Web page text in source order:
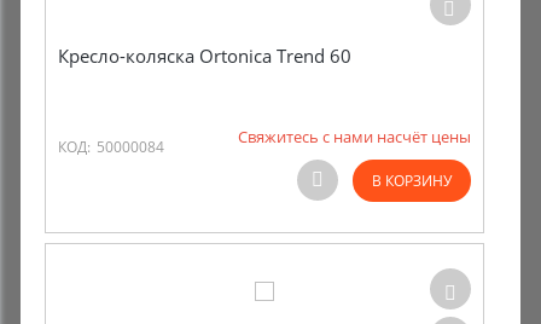
Кресло-коляска Ortonica Trend 60
КОД: 50000084 Свяжитесь с нами насчёт цены
В КОРЗИНУ